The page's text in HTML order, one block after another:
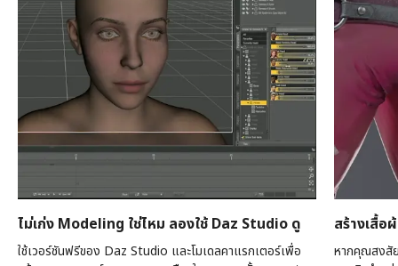
ไม่เก่ง Modeling ใช่ไหม ลองใช้ Daz Studio ดู
ใช้เวอร์ชันฟรีของ Daz Studio และโมเดลคาแรกเตอร์เพื่อ
สร้างเสื้อ
หากคุณสงสั